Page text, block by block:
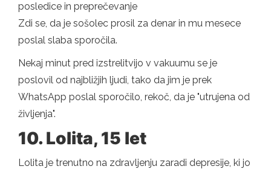
posledice in preprečevanje
Zdi se, da je sošolec prosil za denar in mu mesece
poslal slaba sporočila.
Nekaj ​​minut pred izstrelitvijo v vakuumu se je
poslovil od najbližjih ljudi, tako da jim je prek
WhatsApp poslal sporočilo, rekoč, da je "utrujena od
življenja".
10. Lolita, 15 let
Lolita je trenutno na zdravljenju zaradi depresije, ki jo